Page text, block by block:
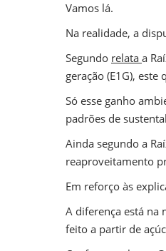
Vamos lá.
Na realidade, a
Segundo relata a
geração (E1G),
Só esse ganho
padrões de
Ainda segundo a
reaproveitamento
Em reforço às
A diferença está na
feito a partir de